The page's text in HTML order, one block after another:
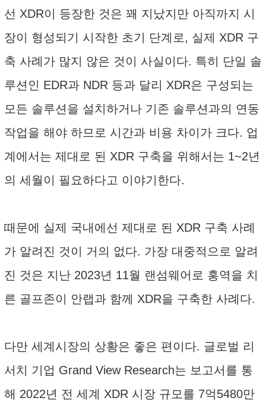
선 XDR이 등장한 것은 꽤 지났지만 아직까지 시
장이 형성되기 시작한 초기 단계로, 실제 XDR 구
축 사례가 많지 않은 것이 사실이다. 특히 단일 솔
루션인 EDR과 NDR 등과 달리 XDR은 구성되는
모든 솔루션을 설치하거나 기존 솔루션과의 연동
작업을 해야 하므로 시간과 비용 차이가 크다. 업
계에서는 제대로 된 XDR 구축을 위해서는 1~2년
의 세월이 필요하다고 이야기한다.
때문에 실제 국내에선 제대로 된 XDR 구축 사례
가 알려진 것이 거의 없다. 가장 대중적으로 알려
진 것은 지난 2023년 11월 랜섬웨어로 홍역을 치
른 골프존이 안랩과 함께 XDR을 구축한 사례다.
다만 세계시장의 상황은 좋은 편이다. 글로벌 리
서치 기업 Grand View Research는 보고서를 통
해 2022년 전 세계 XDR 시장 규모를 7억5480만